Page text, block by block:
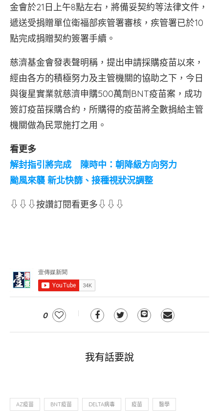
金會於21日上午8點左右，將備妥契約等法律文件，
遞送受捐贈單位衛福部疾管署審核，疾管署已於10
點完成捐贈契約簽署手續。
慈濟基金會發表聲明稱，提出申請採購疫苗以來，
經由各方的積極努力及主管機關的協助之下，今日
與復星實業就慈濟申購500萬劑BNT疫苗案，成功
簽訂疫苗採購合約，所購得的疫苗將全數捐給主管
機關做為民眾施打之用。
看更多
解封指引將完成 陳時中：朝降級方向努力
颱風來襲 新北快篩、接種視狀況調整
⇩⇩⇩按讚訂閱看更多⇩⇩⇩
0
我有話要說
AZ疫苗 BNT疫苗 DELTA病毒 疫苗 醫學